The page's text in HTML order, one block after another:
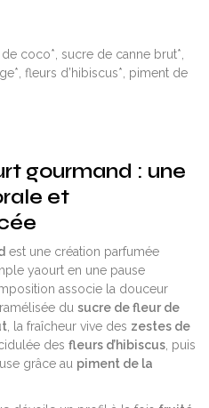
coco*, sucre de canne brut*,
fleurs d’hibiscus*, piment de
gourmand : une
et
est une création parfumée
yaourt en une pause
associe la douceur
du sucre de fleur de
, la fraîcheur vive des zestes de
des fleurs d’hibiscus , puis
grâce au piment de la